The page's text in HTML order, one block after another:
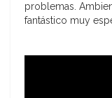
problemas.
fantástico muy